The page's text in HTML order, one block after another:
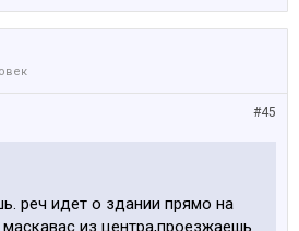
#45
реч идет о здании прямо на
из центра,проезжаешь